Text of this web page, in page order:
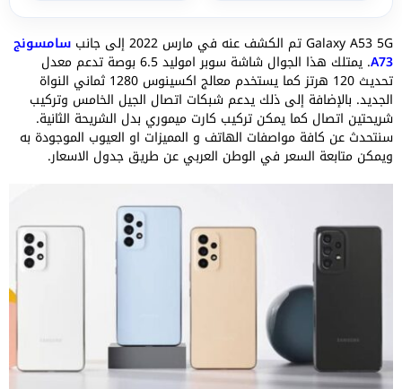
Galaxy A53 5G تم الكشف عنه في مارس 2022 إلى جانب سامسونج
A73 . يمتلك هذا الجوال شاشة سوبر اموليد 6.5 بوصة تدعم معدل
تحديث 120 هرتز كما يستخدم معالج اكسينوس 1280 ثماني النواة
الجديد. بالإضافة إلى ذلك يدعم شبكات اتصال الجيل الخامس وتركيب
شريحتين اتصال كما يمكن تركيب كارت ميموري بدل الشريحة الثانية.
سنتحدث عن كافة مواصفات الهاتف و المميزات او العيوب الموجودة به
ويمكن متابعة السعر في الوطن العربي عن طريق جدول الاسعار.